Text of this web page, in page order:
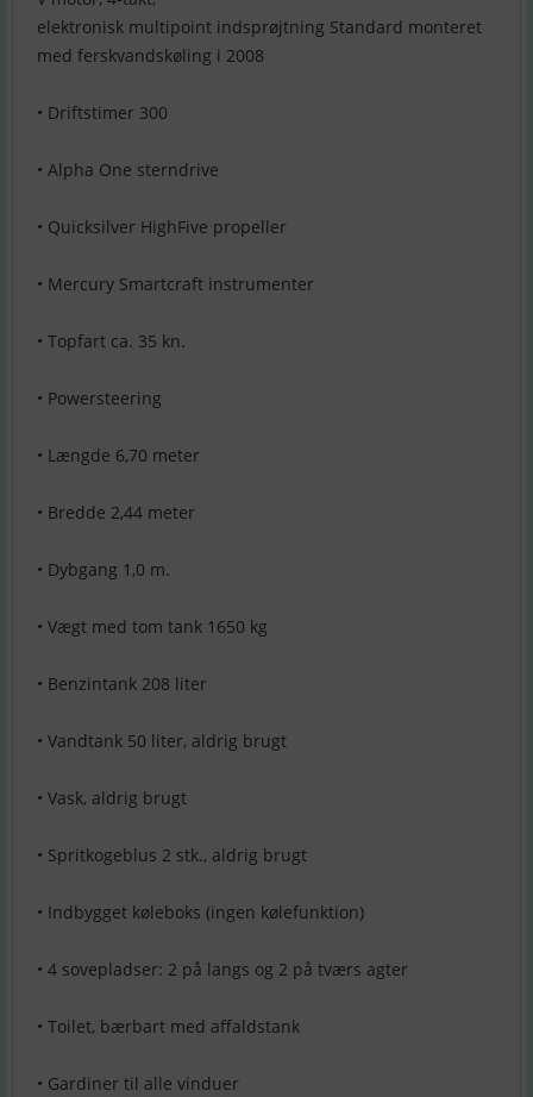
elektronisk multipoint indsprøjtning Standard monteret
med ferskvandskøling i 2008
• Driftstimer 300
• Alpha One sterndrive
• Quicksilver HighFive propeller
• Mercury Smartcraft instrumenter
• Topfart ca. 35 kn.
• Powersteering
• Længde 6,70 meter
• Bredde 2,44 meter
• Dybgang 1,0 m.
• Vægt med tom tank 1650 kg
• Benzintank 208 liter
• Vandtank 50 liter, aldrig brugt
• Vask, aldrig brugt
• Spritkogeblus 2 stk., aldrig brugt
• Indbygget køleboks (ingen kølefunktion)
• 4 sovepladser: 2 på langs og 2 på tværs agter
• Toilet, bærbart med affaldstank
• Gardiner til alle vinduer